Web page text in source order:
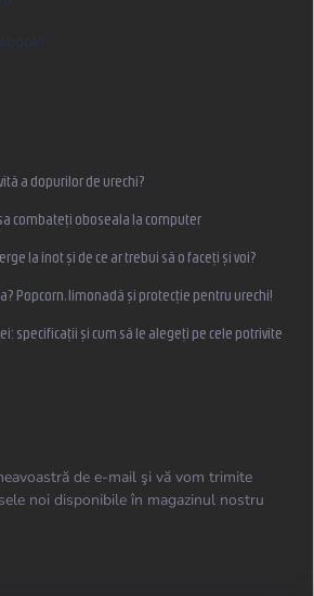
a dopurilor de urechi?
combateți oboseala la computer
la înot și de ce ar trebui să o faceți și voi?
Popcorn, limonadă și protecție pentru urechi!
specificații și cum să le alegeți pe cele potrivite
de e-mail şi vă vom trimite
noi disponibile în magazinul nostru